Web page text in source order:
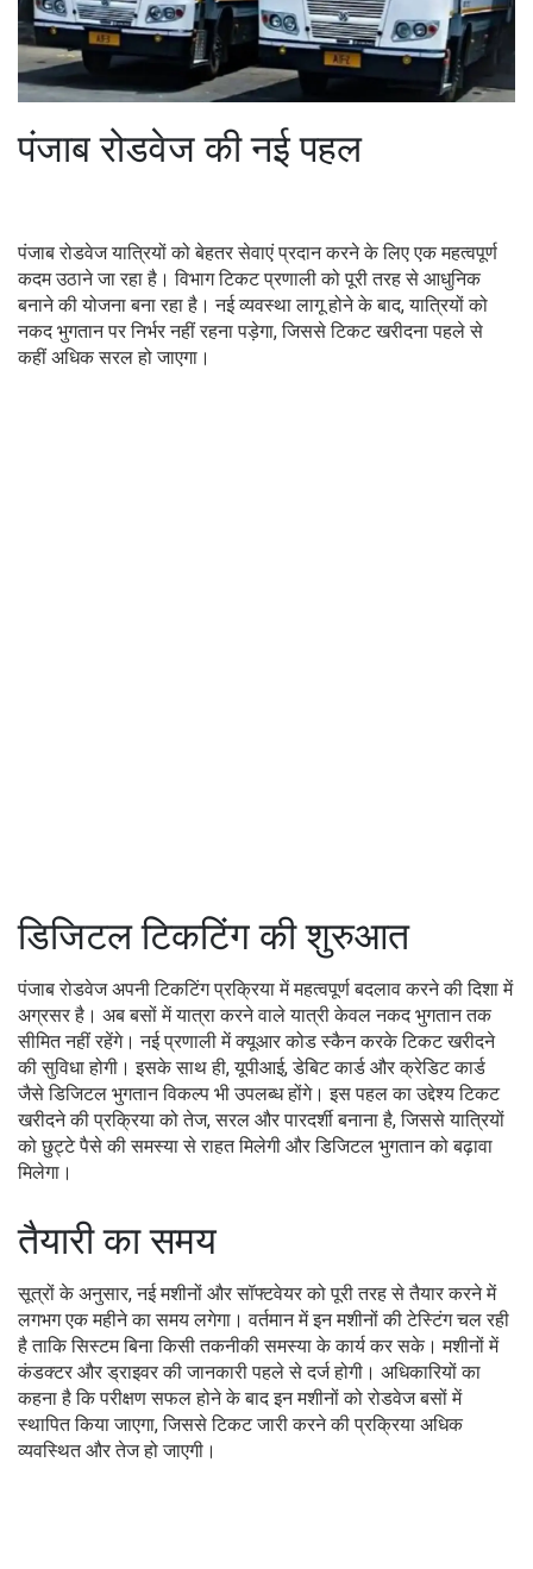
पंजाब रोडवेज की नई पहल
पंजाब रोडवेज यात्रियों को बेहतर सेवाएं प्रदान करने के लिए एक महत्वपूर्ण
कदम उठाने जा रहा है। विभाग टिकट प्रणाली को पूरी तरह से आधुनिक
बनाने की योजना बना रहा है। नई व्यवस्था लागू होने के बाद, यात्रियों को
नकद भुगतान पर निर्भर नहीं रहना पड़ेगा, जिससे टिकट खरीदना पहले से
कहीं अधिक सरल हो जाएगा।
डिजिटल टिकटिंग की शुरुआत
पंजाब रोडवेज अपनी टिकटिंग प्रक्रिया में महत्वपूर्ण बदलाव करने की दिशा में
अग्रसर है। अब बसों में यात्रा करने वाले यात्री केवल नकद भुगतान तक
सीमित नहीं रहेंगे। नई प्रणाली में क्यूआर कोड स्कैन करके टिकट खरीदने
की सुविधा होगी। इसके साथ ही, यूपीआई, डेबिट कार्ड और क्रेडिट कार्ड
जैसे डिजिटल भुगतान विकल्प भी उपलब्ध होंगे। इस पहल का उद्देश्य टिकट
खरीदने की प्रक्रिया को तेज, सरल और पारदर्शी बनाना है, जिससे यात्रियों
को छुट्टे पैसे की समस्या से राहत मिलेगी और डिजिटल भुगतान को बढ़ावा
मिलेगा।
तैयारी का समय
सूत्रों के अनुसार, नई मशीनों और सॉफ्टवेयर को पूरी तरह से तैयार करने में
लगभग एक महीने का समय लगेगा। वर्तमान में इन मशीनों की टेस्टिंग चल रही
है ताकि सिस्टम बिना किसी तकनीकी समस्या के कार्य कर सके। मशीनों में
कंडक्टर और ड्राइवर की जानकारी पहले से दर्ज होगी। अधिकारियों का
कहना है कि परीक्षण सफल होने के बाद इन मशीनों को रोडवेज बसों में
स्थापित किया जाएगा, जिससे टिकट जारी करने की प्रक्रिया अधिक
व्यवस्थित और तेज हो जाएगी।